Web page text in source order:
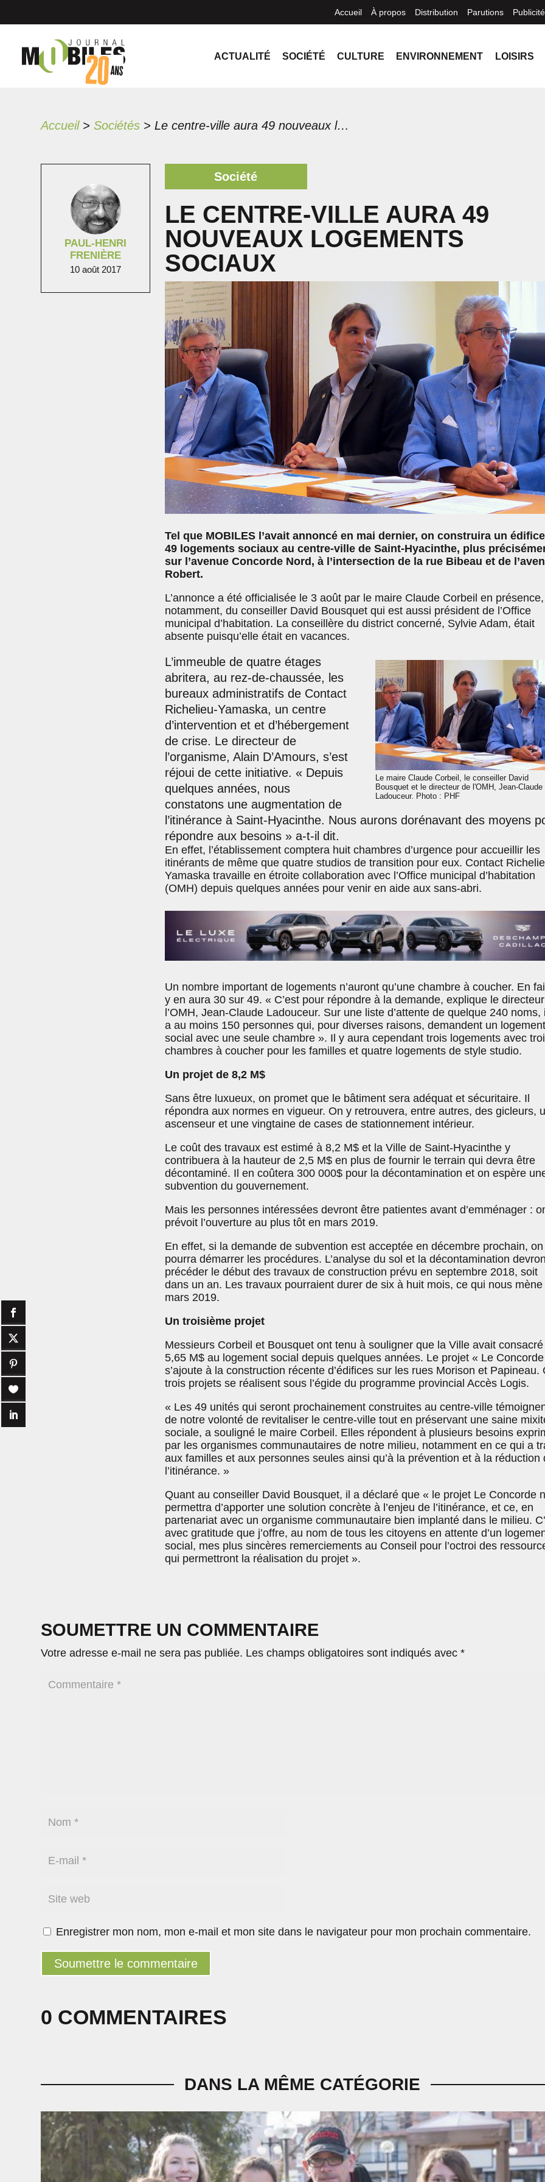
Accueil À propos Distribution Parutions Publicité
ACTUALITÉ SOCIÉTÉ CULTURE ENVIRONNEMENT LOISIRS
Accueil>Sociétés > Le centre-ville aura 49 nouveaux logements sociaux
PAUL-HENRI
FRENIÈRE
10 août 2017
Société
LE CENTRE-VILLE AURA 49
NOUVEAUX LOGEMENTS
SOCIAUX
Tel que MOBILES l’avait annoncé en mai dernier, on construira un
49 logements sociaux au centre-ville de Saint-Hyacinthe, plus
sur l’avenue Concorde Nord, à l’intersection de la rue Bibeau et de
Robert.
L’annonce a été officialisée le 3 août par le maire Claude Corbeil en présence,
notamment, du conseiller David Bousquet qui est aussi président de l’Office
municipal d’habitation. La conseillère du district concerné, Sylvie Adam, était
absente puisqu’elle était en vacances.
Le maire Claude Corbeil, le conseiller David
Bousquet et le directeur de l'OMH, Jean-Claude
Ladouceur. Photo : PHF
L’immeuble de quatre étages
abritera, au rez-de-chaussée, les
bureaux administratifs de Contact
Richelieu-Yamaska, un centre
d’intervention et et d’hébergement
de crise. Le directeur de
l’organisme, Alain D’Amours, s’est
réjoui de cette initiative. « Depuis
quelques années, nous
constatons une augmentation de
l’itinérance à Saint-Hyacinthe. Nous aurons dorénavant des moyens
répondre aux besoins » a-t-il dit.
En effet, l’établissement comptera huit chambres d’urgence pour accueillir les
itinérants de même que quatre studios de transition pour eux. Contact
Yamaska travaille en étroite collaboration avec l’Office municipal d’habitation
(OMH) depuis quelques années pour venir en aide aux sans-abri.
Un nombre important de logements n’auront qu’une chambre à coucher. En
y en aura 30 sur 49. « C’est pour répondre à la demande, explique le
l’OMH, Jean-Claude Ladouceur. Sur une liste d’attente de quelque 240 noms,
a au moins 150 personnes qui, pour diverses raisons, demandent un logement
social avec une seule chambre ». Il y aura cependant trois logements avec
chambres à coucher pour les familles et quatre logements de style studio.
Un projet de 8,2 M$
Sans être luxueux, on promet que le bâtiment sera adéquat et sécuritaire. Il
répondra aux normes en vigueur. On y retrouvera, entre autres, des gicleurs,
ascenseur et une vingtaine de cases de stationnement intérieur.
Le coût des travaux est estimé à 8,2 M$ et la Ville de Saint-Hyacinthe y
contribuera à la hauteur de 2,5 M$ en plus de fournir le terrain qui devra être
décontaminé. Il en coûtera 300 000$ pour la décontamination et on espère
subvention du gouvernement.
Mais les personnes intéressées devront être patientes avant d’emménager :
prévoit l’ouverture au plus tôt en mars 2019.
En effet, si la demande de subvention est acceptée en décembre prochain, on
pourra démarrer les procédures. L’analyse du sol et la décontamination
précéder le début des travaux de construction prévu en septembre 2018, soit
dans un an. Les travaux pourraient durer de six à huit mois, ce qui nous mène
mars 2019.
Un troisième projet
Messieurs Corbeil et Bousquet ont tenu à souligner que la Ville avait consacré
5,65 M$ au logement social depuis quelques années. Le projet « Le
s’ajoute à la construction récente d’édifices sur les rues Morison et Papineau.
trois projets se réalisent sous l’égide du programme provincial Accès Logis.
« Les 49 unités qui seront prochainement construites au centre-ville
de notre volonté de revitaliser le centre-ville tout en préservant une saine
sociale, a souligné le maire Corbeil. Elles répondent à plusieurs besoins
par les organismes communautaires de notre milieu, notamment en ce qui a
aux familles et aux personnes seules ainsi qu’à la prévention et à la réduction
l’itinérance. »
Quant au conseiller David Bousquet, il a déclaré que « le projet Le Concorde
permettra d’apporter une solution concrète à l’enjeu de l’itinérance, et ce, en
partenariat avec un organisme communautaire bien implanté dans le milieu.
avec gratitude que j’offre, au nom de tous les citoyens en attente d’un
social, mes plus sincères remerciements au Conseil pour l’octroi des
qui permettront la réalisation du projet ».
0 COMMENTAIRES
SOUMETTRE UN COMMENTAIRE
Votre adresse e-mail ne sera pas publiée. Les champs obligatoires sont indiqués avec*
Enregistrer mon nom, mon e-mail et mon site dans le navigateur pour mon prochain commentaire.
Soumettre le commentaire
DANS LA MÊME CATÉGORIE